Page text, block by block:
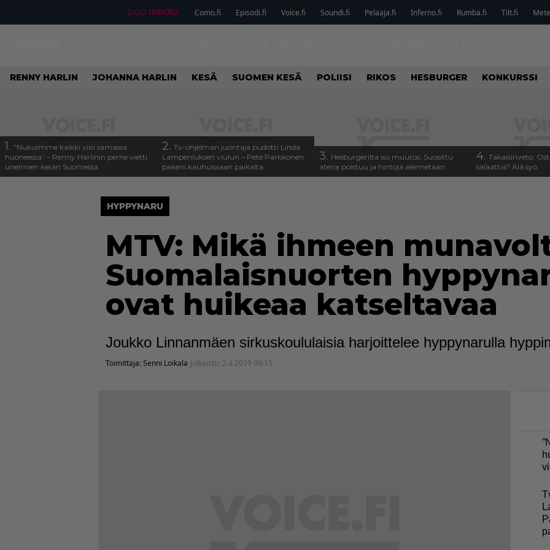
Como.fi Episodi.fi Voice.fi Soundi.fi Pelaaja.fi Inferno.fi Rumba.fi Tilt.fi
RENNY HARLIN JOHANNA HARLIN KESÄ SUOMEN KESÄ POLIISI RIKOS HESBURGER KONKURSSI
1. ”Nukuimme kaikki viisi samassa
huoneessa” – Renny Harlinin perhe vietti
unelmien kesän Suomessa
2. Tv-ohjelman juontaja pudotti Linda
Lampeniuksen viulun – Pete Parkkonen
pakeni kauhuissaan paikalta
3. Hesburgerilta iso muutos: Suosittu
ateria poistuu ja hintoja alennetaan
4. Takaisinveto:
salaattia? Älä syö
HYPPYNARU
MTV: Mikä ihmeen
Suomalaisnuorten
ovat huikeaa katseltavaa
Joukko Linnanmäen sirkuskoululaisia harjoittelee hyppynarulla
Toimittaja:Senni Loikala Julkaistu: 2.4.2019 09:15